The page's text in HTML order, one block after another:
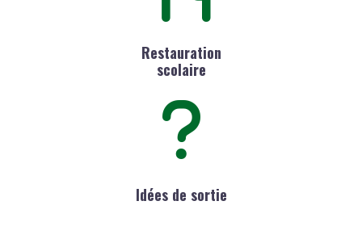
Restauration
scolaire
Idées de sortie